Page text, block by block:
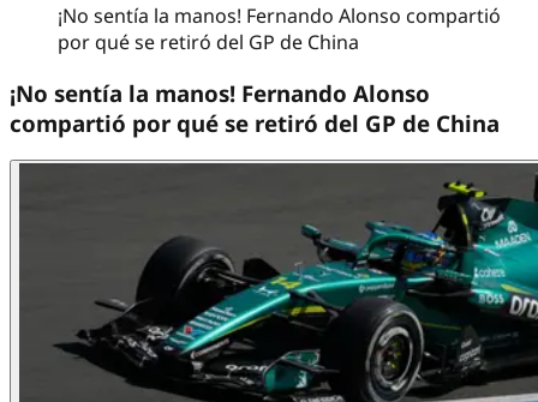
¡No sentía la manos! Fernando Alonso compartió
por qué se retiró del GP de China
¡No sentía la manos! Fernando Alonso
compartió por qué se retiró del GP de China